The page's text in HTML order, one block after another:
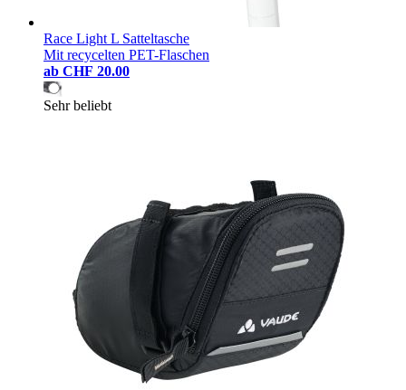
Race Light L Satteltasche
Mit recycelten PET-Flaschen
ab CHF 20.00
Sehr beliebt